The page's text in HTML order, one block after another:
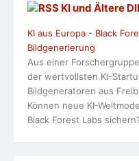
KI und Ältere
KI aus Europa - Black
Bildgenerierung
Aus einer
der wertvollsten KI-
Bildgeneratoren aus
Können neue KI-
Black Forest Labs